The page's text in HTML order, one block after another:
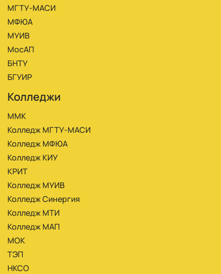
МГТУ-МАСИ
МФЮА
МУИВ
МосАП
БНТУ
БГУИР
Колледжи
ММК
Колледж МГТУ-МАСИ
Колледж МФЮА
Колледж КИУ
КРИТ
Колледж МУИВ
Колледж Синергия
Колледж МТИ
Колледж МАП
МОК
ТЭП
НКСО